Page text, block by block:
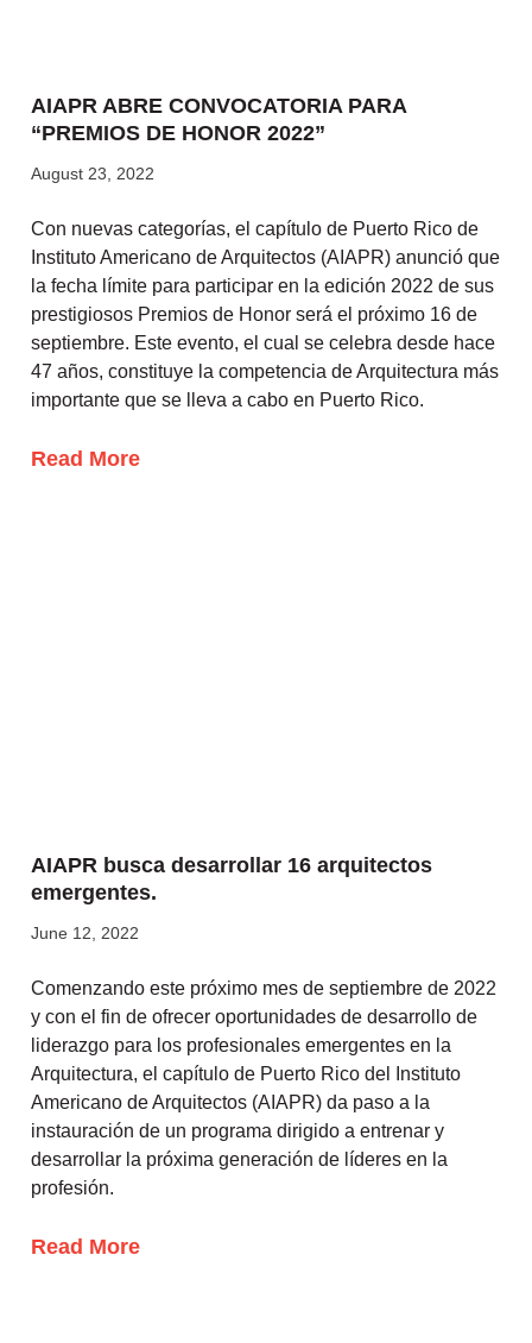
AIAPR ABRE CONVOCATORIA PARA
“PREMIOS DE HONOR 2022”
August 23, 2022
Con nuevas categorías, el capítulo de Puerto Rico de
Instituto Americano de Arquitectos (AIAPR) anunció que
la fecha límite para participar en la edición 2022 de sus
prestigiosos Premios de Honor será el próximo 16 de
septiembre. Este evento, el cual se celebra desde hace
47 años, constituye la competencia de Arquitectura más
importante que se lleva a cabo en Puerto Rico.
Read More
AIAPR busca desarrollar 16 arquitectos
emergentes.
June 12, 2022
Comenzando este próximo mes de septiembre de 2022
y con el fin de ofrecer oportunidades de desarrollo de
liderazgo para los profesionales emergentes en la
Arquitectura, el capítulo de Puerto Rico del Instituto
Americano de Arquitectos (AIAPR) da paso a la
instauración de un programa dirigido a entrenar y
desarrollar la próxima generación de líderes en la
profesión.
Read More